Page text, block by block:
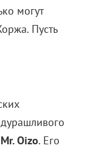
могут
Пусть
Mr. Oizo. Его